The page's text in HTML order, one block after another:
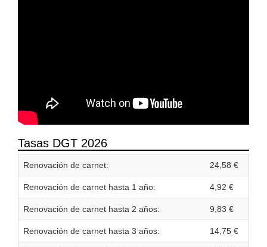
Tasas DGT 2026
Renovación de carnet: 24,58 €
Renovación de carnet hasta 1 año: 4,92 €
Renovación de carnet hasta 2 años: 9,83 €
Renovación de carnet hasta 3 años: 14,75 €